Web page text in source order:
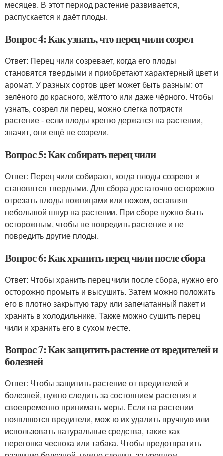
месяцев. В этот период растение развивается,
распускается и даёт плоды.
Вопрос 4: Как узнать, что перец чили созрел
Ответ: Перец чили созревает, когда его плоды
становятся твердыми и приобретают характерный цвет и
аромат. У разных сортов цвет может быть разным: от
зелёного до красного, жёлтого или даже чёрного. Чтобы
узнать, созрел ли перец, можно слегка потрясти
растение - если плоды крепко держатся на растении,
значит, они ещё не созрели.
Вопрос 5: Как собирать перец чили
Ответ: Перец чили собирают, когда плоды созреют и
становятся твердыми. Для сбора достаточно осторожно
отрезать плоды ножницами или ножом, оставляя
небольшой шнур на растении. При сборе нужно быть
осторожным, чтобы не повредить растение и не
повредить другие плоды.
Вопрос 6: Как хранить перец чили после сбора
Ответ: Чтобы хранить перец чили после сбора, нужно его
осторожно промыть и высушить. Затем можно положить
его в плотно закрытую тару или запечатанный пакет и
хранить в холодильнике. Также можно сушить перец
чили и хранить его в сухом месте.
Вопрос 7: Как защитить растение от вредителей и
болезней
Ответ: Чтобы защитить растение от вредителей и
болезней, нужно следить за состоянием растения и
своевременно принимать меры. Если на растении
появляются вредители, можно их удалить вручную или
использовать натуральные средства, такие как
перегонка чеснока или табака. Чтобы предотвратить